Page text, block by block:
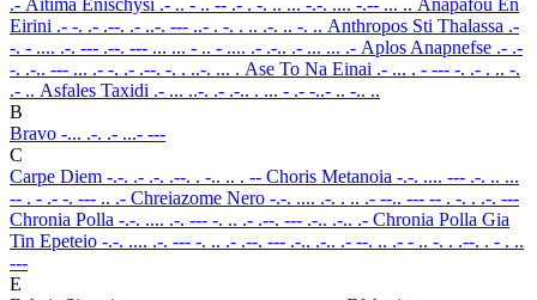
Eirini .- -. .- .--. .- ..-. --- ..- . -. . .. .-. .. -. .. Anthropos Sti Thalassa .-
-. - .... .-. --- .--. --- ... ... - .. - .... .- .-.. .- ... ... .- Aplos Anapnefse .- .-
-. .-.. --- ... .- -. .- .--. -. . ..-. ... . Ase To Na Einai .- ... . - --- -. .- . .. -.
.- .. Asfales Taxidi .- ... ..-. .- .-.. . ... - .- -..- .. -.. ..
B
Bravo -... .-. .- ...- ---
C
Carpe Diem -.-. .- .-. .--. . -.. .. . -- Choris Metanoia -.-. .... --- .-. .. ...
-- . - .- -. --- .. .- Chreiazome Nero -.-. .... .-. . .. .- --.. --- -- . -. . .-. ---
Chronia Polla -.-. .... .-. --- -. .. .- .--. --- .-.. .-.. .- Chronia Polla Gia
Tin Epeteio -.-. .... .-. --- -. .. .- .--. --- .-.. .-.. .- --. .. .- - .. -. . .--. . - . ..
---
E